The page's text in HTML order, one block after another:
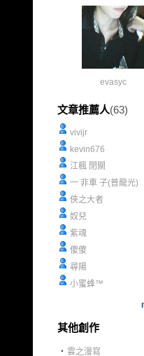
evasyc
文章推薦人(63)
vivijr
kevin676
江楓 閉關
一 非車 子(普龍光)
俠之大者
奴兒
紫魂
傻傻
尋陽
小蜜蜂™
其他創作
‧ 雲之漫寫